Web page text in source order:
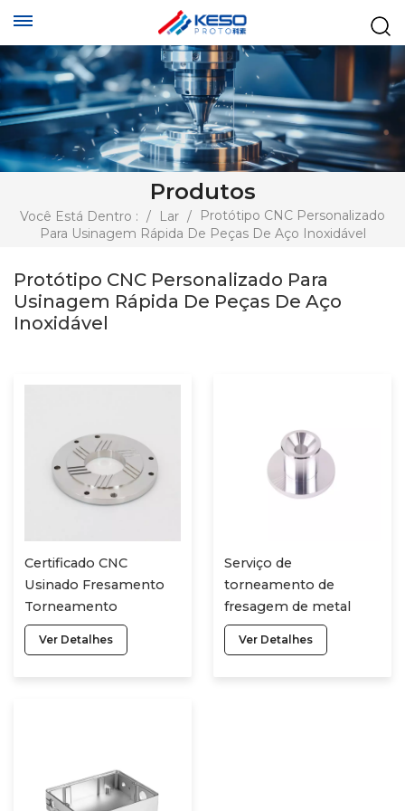
Produtos
Você Está Dentro : / Lar /
Protótipo CNC Personalizado
Para Usinagem Rápida De Peças De Aço Inoxidável
Protótipo CNC Personalizado Para
Usinagem Rápida De Peças De Aço
Inoxidável
Certificado CNC
Usinado Fresamento
Torneamento
Torneamento
Perfuração CNC
Ver Detalhes
Serviço de
torneamento de
fresagem de metal
personalizado OEM
aço/alumínio/latão Cnc
Ver Detalhes